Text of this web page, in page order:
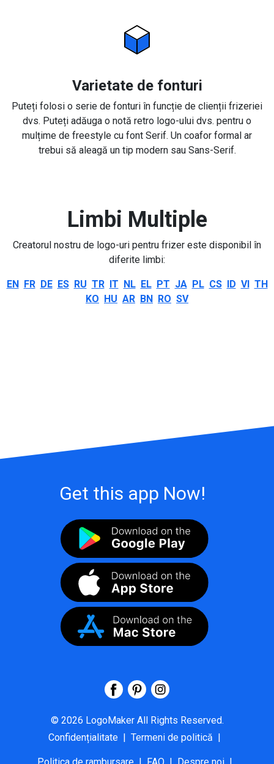
Varietate de fonturi
Puteți folosi o serie de fonturi în funcție de clienții frizeriei
dvs. Puteți adăuga o notă retro logo-ului dvs. pentru o
mulțime de freestyle cu font Serif. Un coafor formal ar
trebui să aleagă un tip modern sau Sans-Serif.
Limbi Multiple
Creatorul nostru de logo-uri pentru frizer este disponibil în
diferite limbi:
EN FR DE ES RU TR IT NL EL PT JA PL CS ID VI TH
KO HU AR BN RO SV
Get this app Now!
© 2026 LogoMaker All Rights Reserved.
Confidențialitate | Termeni de politică |